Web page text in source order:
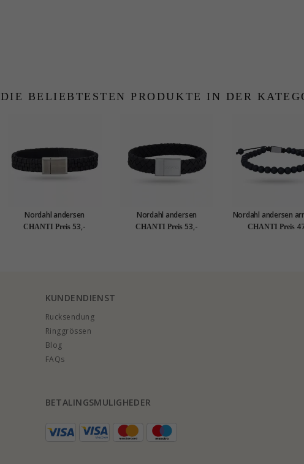
DIE BELIEBTESTEN PRODUKTE IN DER
Nordahl andersen
schwarzem armband in
CHANTI Preis 53,-
Nordahl andersen
schwarzem armband in
CHANTI Preis 53,-
Nordahl andersen
in stahl schwarzem
CHANTI Preis
KUNDENDIENST
Rucksendung
Ringgrössen
Blog
FAQs
BETALINGSMULIGHEDER